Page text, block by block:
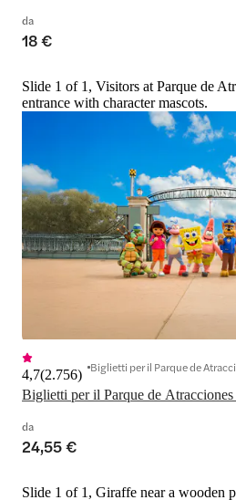
da
18 €
Slide 1 of 1, Visitors at Parque de
entrance with character mascots.
Biglietti per il Parque de
4,7(2.756) Biglietti per il Parque de
da
24,55 €
Slide 1 of 1, Giraffe near a wooden